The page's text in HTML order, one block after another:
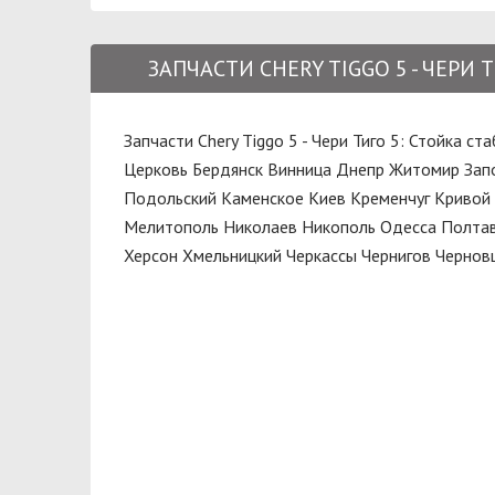
Ролик
Рычаг
Сайлентблок
Сальник
Скоба
VICTOR REINZ
ЗАПЧАСТИ CHERY TIGGO 5 -
Запчасти Chery Tiggo 5 - Чери Тиго 5: Стойка
Церковь Бердянск Винница Днепр Житомир
Подольский Каменское Киев Кременчуг Кривой
Мелитополь Николаев Никополь Одесса
Херсон Хмельницкий Черкассы Чернигов